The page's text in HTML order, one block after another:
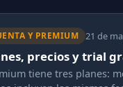
Y PREMIUM 21 de
precios y trial
tiene tres planes: